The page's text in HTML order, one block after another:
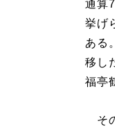
通算
挙げ
ある
移し
福亭
そ